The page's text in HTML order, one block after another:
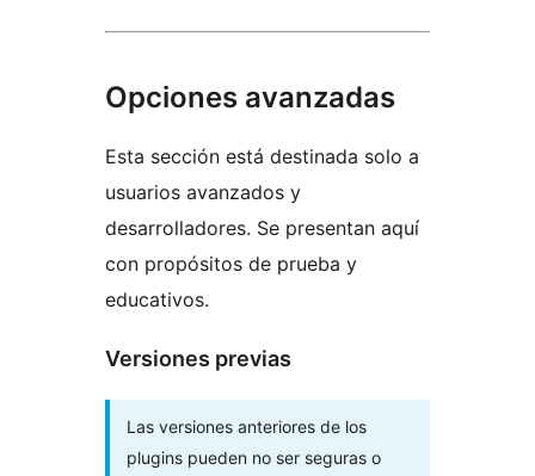
Opciones avanzadas
Esta sección está destinada solo a
usuarios avanzados y
desarrolladores. Se presentan aquí
con propósitos de prueba y
educativos.
Versiones previas
Las versiones anteriores de los
plugins pueden no ser seguras o